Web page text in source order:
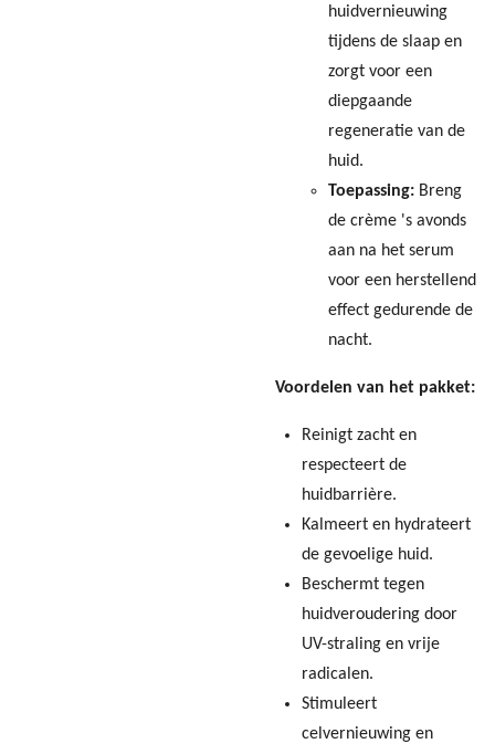
huidvernieuwing
tijdens de slaap en
zorgt voor een
diepgaande
regeneratie van de
huid.
Toepassing: Breng
de crème 's avonds
aan na het serum
voor een herstellend
effect gedurende de
nacht.
Voordelen van het pakket:
Reinigt zacht en
respecteert de
huidbarrière.
Kalmeert en hydrateert
de gevoelige huid.
Beschermt tegen
huidveroudering door
UV-straling en vrije
radicalen.
Stimuleert
celvernieuwing en